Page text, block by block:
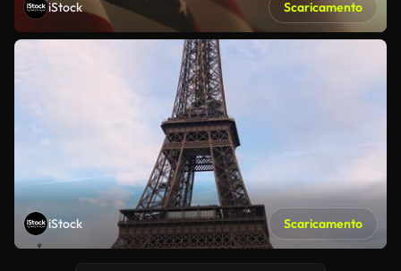
iStock Scaricamento
iStock Scaricamento